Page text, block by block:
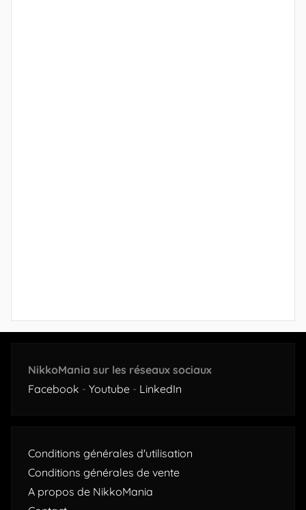
NikkoMania sur les réseaux sociaux
Facebook - Youtube - LinkedIn
Conditions générales d'utilisation
Conditions générales de vente
A propos de NikkoMania